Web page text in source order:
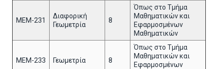
ΜΕΜ-231
Διαφορική
Γεωμετρία
8
Όπως στο Τμήμα
Μαθηματικών και
Εφαρμοσμένων
Μαθηματικών
MEM-233 Γεωμετρία 8
Όπως στο Τμήμα
Μαθηματικών και
Εφαρμοσμένων